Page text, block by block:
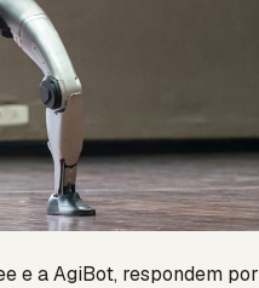
e a AgiBot, respondem por